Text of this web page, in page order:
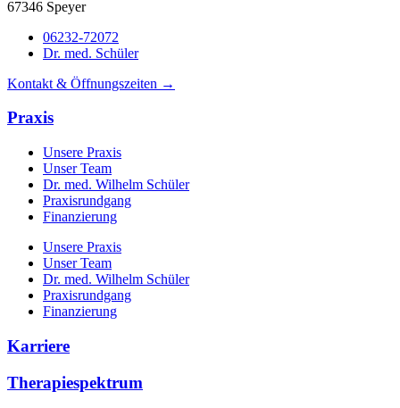
67346 Speyer
06232-72072
Dr. med. Schüler
Kontakt & Öffnungszeiten →
Praxis
Unsere Praxis
Unser Team
Dr. med. Wilhelm Schüler
Praxisrundgang
Finanzierung
Unsere Praxis
Unser Team
Dr. med. Wilhelm Schüler
Praxisrundgang
Finanzierung
Karriere
Therapiespektrum